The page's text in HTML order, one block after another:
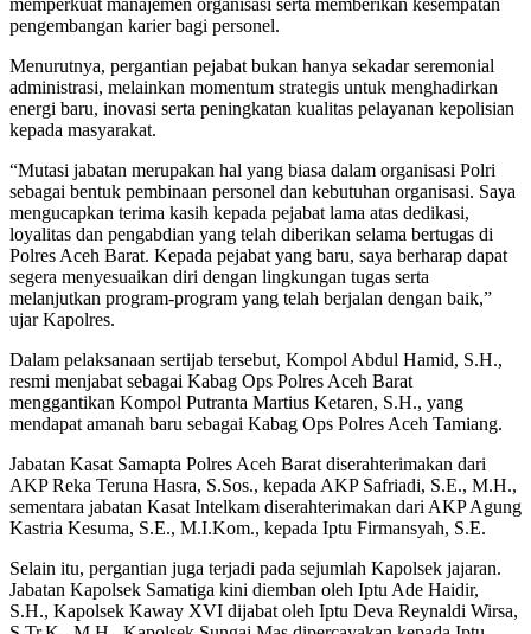
memperkuat manajemen organisasi serta memberikan kesempatan
pengembangan karier bagi personel.
Menurutnya, pergantian pejabat bukan hanya sekadar seremonial
administrasi, melainkan momentum strategis untuk menghadirkan
energi baru, inovasi serta peningkatan kualitas pelayanan kepolisian
kepada masyarakat.
“Mutasi jabatan merupakan hal yang biasa dalam organisasi Polri
sebagai bentuk pembinaan personel dan kebutuhan organisasi. Saya
mengucapkan terima kasih kepada pejabat lama atas dedikasi,
loyalitas dan pengabdian yang telah diberikan selama bertugas di
Polres Aceh Barat. Kepada pejabat yang baru, saya berharap dapat
segera menyesuaikan diri dengan lingkungan tugas serta
melanjutkan program-program yang telah berjalan dengan baik,”
ujar Kapolres.
Dalam pelaksanaan sertijab tersebut, Kompol Abdul Hamid, S.H.,
resmi menjabat sebagai Kabag Ops Polres Aceh Barat
menggantikan Kompol Putranta Martius Ketaren, S.H., yang
mendapat amanah baru sebagai Kabag Ops Polres Aceh Tamiang.
Jabatan Kasat Samapta Polres Aceh Barat diserahterimakan dari
AKP Reka Teruna Hasra, S.Sos., kepada AKP Safriadi, S.E., M.H.,
sementara jabatan Kasat Intelkam diserahterimakan dari AKP Agung
Kastria Kesuma, S.E., M.I.Kom., kepada Iptu Firmansyah, S.E.
Selain itu, pergantian juga terjadi pada sejumlah Kapolsek jajaran.
Jabatan Kapolsek Samatiga kini diemban oleh Iptu Ade Haidir,
S.H., Kapolsek Kaway XVI dijabat oleh Iptu Deva Reynaldi Wirsa,